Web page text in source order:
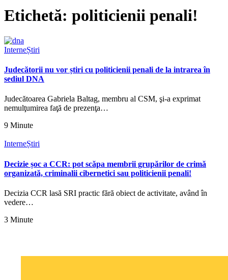
Etichetă: politicienii penali!
InterneȘtiri
Judecătorii nu vor știri cu politicienii penali de la intrarea în
sediul DNA
Judecătoarea Gabriela Baltag, membru al CSM, şi-a exprimat
nemulţumirea faţă de prezenţa…
9 Minute
InterneȘtiri
Decizie șoc a CCR: pot scăpa membrii grupărilor de crimă
organizată, criminalii cibernetici sau politicienii penali!
Decizia CCR lasă SRI practic fără obiect de activitate, având în
vedere…
3 Minute